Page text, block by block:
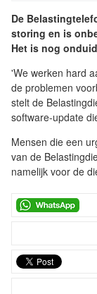
De
storing en is
Het is nog
'We werken hard
de problemen
stelt de
software-update
Mensen die een
van de
namelijk voor de